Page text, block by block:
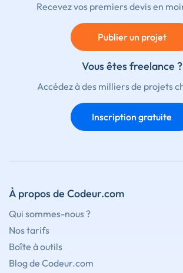
Recevez vos premiers devis en
Publier un projet
Vous êtes freelance ?
Accédez à des milliers de projets
Inscription gratuite
À propos de Codeur.com
Qui sommes-nous ?
Nos tarifs
Boîte à outils
Blog de Codeur.com